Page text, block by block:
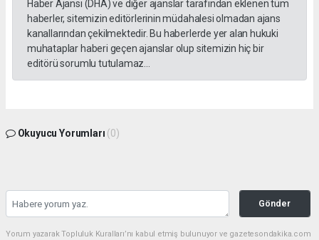
Haber Ajansı (DHA) ve diğer ajanslar tarafından eklenen tüm
haberler, sitemizin editörlerinin müdahalesi olmadan ajans
kanallarından çekilmektedir. Bu haberlerde yer alan hukuki
muhataplar haberi geçen ajanslar olup sitemizin hiç bir
editörü sorumlu tutulamaz...
Okuyucu Yorumları (0)
Gönder
Yorum yazarak Topluluk Kuralları’nı kabul etmiş bulunuyor ve gazetesondakika.com